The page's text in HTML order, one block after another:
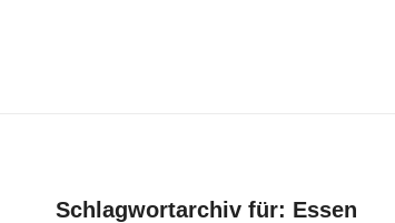
Schlagwortarchiv für: Essen